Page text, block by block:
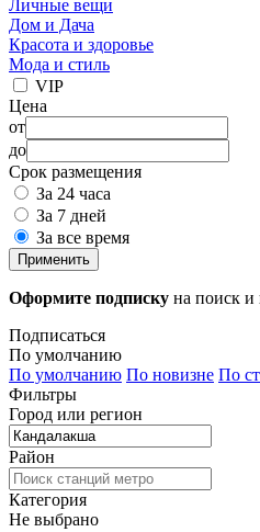
Личные вещи
Дом и Дача
Красота и здоровье
Мода и стиль
VIP
Цена
от
до
Срок размещения
За 24 часа
За 7 дней
За все время
Применить
Оформите подписку на поиск и
Подписаться
По умолчанию
По умолчанию По новизне По
Фильтры
Город или регион
Район
Категория
Не выбрано